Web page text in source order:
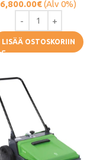
6,800.00€(Alv 0%)
LISÄÄ OSTOSKORIIN